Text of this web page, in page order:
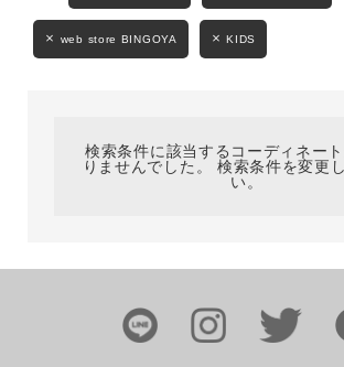
MENS LADIES
ブランド
web store BINGOYA KIDS
検索条件に該当するコーディネー
りませんでした。 検索条件を変更
い。